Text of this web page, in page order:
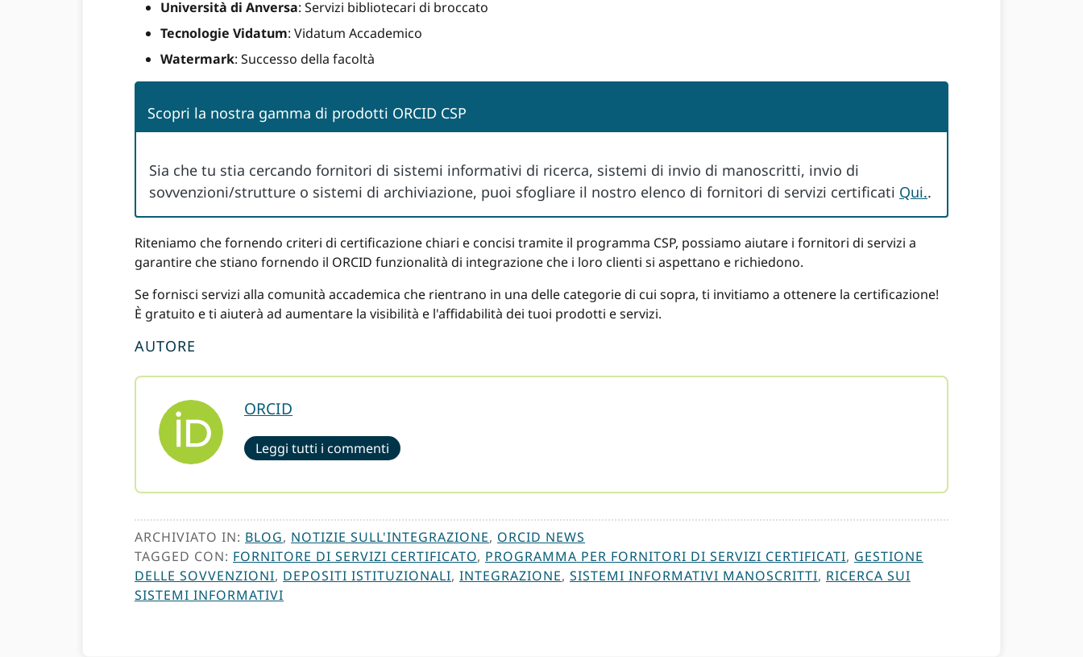
Università di Anversa: Servizi bibliotecari di broccato
Tecnologie Vidatum: Vidatum Accademico
Watermark: Successo della facoltà
Scopri la nostra gamma di prodotti ORCID CSP
Sia che tu stia cercando fornitori di sistemi informativi di ricerca, sistemi di invio di manoscritti, invio di
sovvenzioni/strutture o sistemi di archiviazione, puoi sfogliare il nostro elenco di fornitori di servizi certificati Qui..
Riteniamo che fornendo criteri di certificazione chiari e concisi tramite il programma CSP, possiamo aiutare i fornitori di servizi a
garantire che stiano fornendo il ORCID funzionalità di integrazione che i loro clienti si aspettano e richiedono.
Se fornisci servizi alla comunità accademica che rientrano in una delle categorie di cui sopra, ti invitiamo a ottenere la certificazione!
È gratuito e ti aiuterà ad aumentare la visibilità e l'affidabilità dei tuoi prodotti e servizi.
AUTORE
ORCID
Leggi tutti i commenti
ARCHIVIATO IN: BLOG, NOTIZIE SULL'INTEGRAZIONE, ORCID NEWS
TAGGED CON: FORNITORE DI SERVIZI CERTIFICATO, PROGRAMMA PER FORNITORI DI SERVIZI CERTIFICATI, GESTIONE
DELLE SOVVENZIONI, DEPOSITI ISTITUZIONALI, INTEGRAZIONE, SISTEMI INFORMATIVI MANOSCRITTI, RICERCA SUI
SISTEMI INFORMATIVI